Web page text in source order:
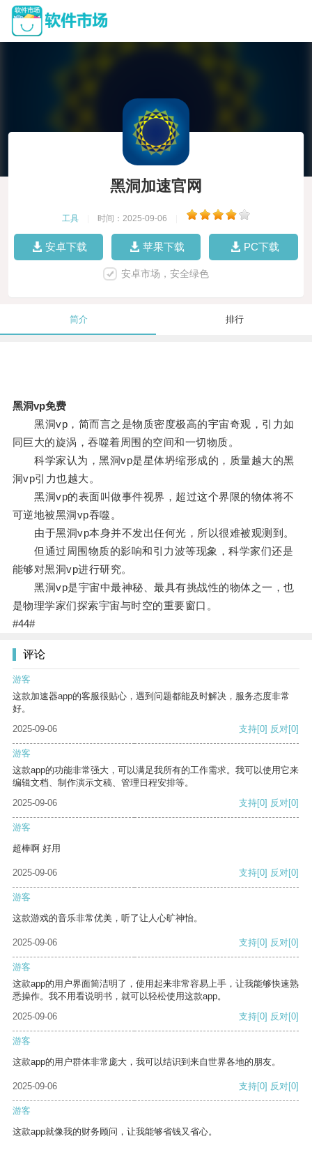
黑洞加速官网
工具 时间：2025-09-06
安卓下载 苹果下载 PC下载
安卓市场，安全绿色
简介 排行
黑洞vp免费
黑洞vp，简而言之是物质密度极高的宇宙奇观，引力如
同巨大的旋涡，吞噬着周围的空间和一切物质。
科学家认为，黑洞vp是星体坍缩形成的，质量越大的黑
洞vp引力也越大。
黑洞vp的表面叫做事件视界，超过这个界限的物体将不
可逆地被黑洞vp吞噬。
由于黑洞vp本身并不发出任何光，所以很难被观测到。
但通过周围物质的影响和引力波等现象，科学家们还是
能够对黑洞vp进行研究。
黑洞vp是宇宙中最神秘、最具有挑战性的物体之一，也
是物理学家们探索宇宙与时空的重要窗口。
#44#
评论
游客
这款加速器app的客服很贴心，遇到问题都能及时解决，服务态度非常
好。
2025-09-06
支持[0] 反对[0]
游客
这款app的功能非常强大，可以满足我所有的工作需求。我可以使用它来
编辑文档、制作演示文稿、管理日程安排等。
2025-09-06
支持[0] 反对[0]
游客
超棒啊 好用
2025-09-06 支持[0] 反对[0]
游客
这款游戏的音乐非常优美，听了让人心旷神怡。
2025-09-06 支持[0] 反对[0]
游客
这款app的用户界面简洁明了，使用起来非常容易上手，让我能够快速熟
悉操作。我不用看说明书，就可以轻松使用这款app。
2025-09-06
支持[0] 反对[0]
游客
这款app的用户群体非常庞大，我可以结识到来自世界各地的朋友。
2025-09-06 支持[0] 反对[0]
游客
这款app就像我的财务顾问，让我能够省钱又省心。